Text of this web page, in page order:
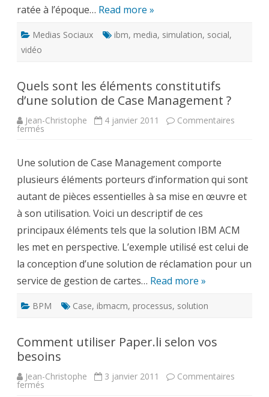
ratée à l’époque… Read more »
Medias Sociaux ibm, media, simulation, social,
vidéo
Quels sont les éléments constitutifs
d’une solution de Case Management ?
Jean-Christophe 4 janvier 2011 Commentaires
fermés
éléments
constitutifs
d’une
solution
de
Case
Management
?
Une solution de Case Management comporte
plusieurs éléments porteurs d’information qui sont
autant de pièces essentielles à sa mise en œuvre et
à son utilisation. Voici un descriptif de ces
principaux éléments tels que la solution IBM ACM
les met en perspective. L’exemple utilisé est celui de
la conception d’une solution de réclamation pour un
service de gestion de cartes… Read more »
BPM Case, ibmacm, processus, solution
Comment utiliser Paper.li selon vos
besoins
Jean-Christophe 3 janvier 2011 Commentaires
fermés